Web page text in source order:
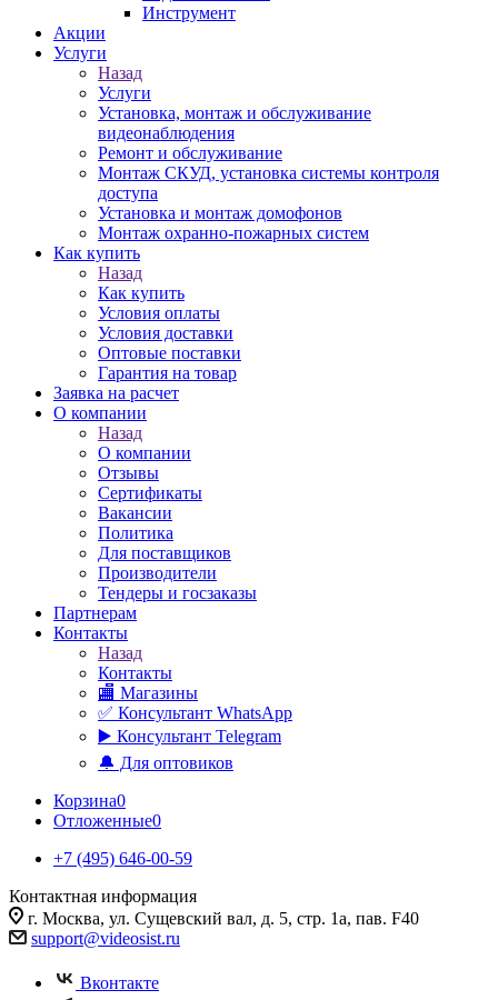
Инструмент
Акции
Услуги
Назад
Услуги
Установка, монтаж и обслуживание
видеонаблюдения
Ремонт и обслуживание
Монтаж СКУД, установка системы контроля
доступа
Установка и монтаж домофонов
Монтаж охранно-пожарных систем
Как купить
Назад
Как купить
Условия оплаты
Условия доставки
Оптовые поставки
Гарантия на товар
Заявка на расчет
О компании
Назад
О компании
Отзывы
Сертификаты
Вакансии
Политика
Для поставщиков
Производители
Тендеры и госзаказы
Партнерам
Контакты
Назад
Контакты
🏬 Магазины
✅️ Консультант WhatsApp
▶️ Консультант Telegram
🔔 Для оптовиков
Корзина0
Отложенные0
+7 (495) 646-00-59
Контактная информация
г. Москва, ул. Сущевский вал, д. 5, стр. 1а, пав. F40
support@videosist.ru
Вконтакте